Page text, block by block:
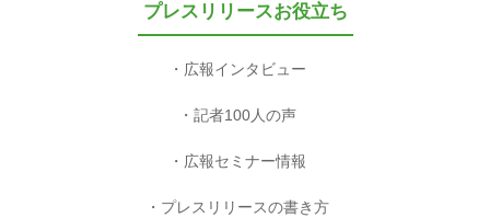
プレスリリースお役立ち
広報インタビュー
記者100人の声
広報セミナー情報
プレスリリースの書き方